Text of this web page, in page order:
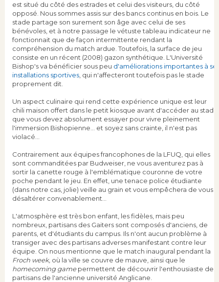
est situé du côté des estrades et celui des visiteurs, du côté
opposé. Nous sommes assis sur des bancs continus en bois. Le
stade partage son surement son âge avec celui de ses
bénévoles, et à notre passage le vétuste tableau indicateur ne
fonctionnait que de façon intermittente rendant la
compréhension du match ardue. Toutefois, la surface de jeu
consiste en un récent (2008) gazon synthétique. L'Université
Bishop's va bénéficier sous peu d'améliorations importantes à
installations sportives , qui n'affecteront toutefois pas le stade
proprement dit.
Un aspect culinaire qui rend cette expérience unique est leur
chili maison offert dans le petit kiosque avant d'accéder au stade
que vous devez absolument essayer pour vivre pleinement
l'immersion Bishopienne... et soyez sans crainte, il n'est pas
violacé…
Contrairement aux équipes francophones de la LFUQ, qui elles
sont commanditées par Budweiser, ne vous aventurez pas à
sortir la canette rouge à l'emblématique couronne de votre
poche pendant le jeu. En effet, une tenace police étudiante
(dans notre cas, jolie) veille au grain et vous empêchera de vous
désaltérer convenablement...
L'atmosphère est très bon enfant, les fidèles, mais peu
nombreux, partisans des Gaiters sont composés d'anciens, de
parents, et d'étudiants du campus. Ils n'ont aucun problème à
transiger avec des partisans adverses manifestant contre leur
équipe. On nous mentionne que le match inaugural pendant la
Froch week, où la ville se couvre de mauve, ainsi que le
homecoming gamepermettent de découvrir l'enthousiaste des
partisans de l'ancienne université Anglicane.